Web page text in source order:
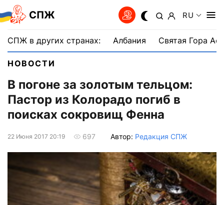
СПЖ RU
СПЖ в других странах: Албания Святая Гора
НОВОСТИ
В погоне за золотым тельцом:
Пастор из Колорадо погиб в
поисках сокровищ Фенна
22 Июня 2017 20:19 697 Автор: Редакция СПЖ